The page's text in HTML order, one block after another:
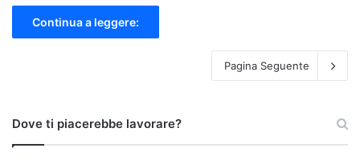
Continua a leggere:
Pagina Seguente
Dove ti piacerebbe lavorare?